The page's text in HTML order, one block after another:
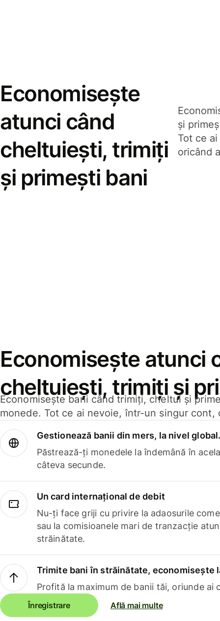
Economisește
atunci când
cheltuiești, trimiți
și primești bani
și
Tot ce
oricând
Economisește atunci
cheltuiești, trimiți și
Economisește bani când trimiți, cheltui și
monede. Tot ce ai nevoie, într-un singur cont,
Gestionează banii din mers, la nivel
Păstrează-ți monedele la îndemână în
câteva secunde.
Un card internațional de debit
Nu-ți face griji cu privire la adaosurile
sau la comisioanele mari de tranzacție
străinătate.
Trimite bani în străinătate, economisește
Profită la maximum de banii tăi, oriunde ai
Înregistrare Află mai multe